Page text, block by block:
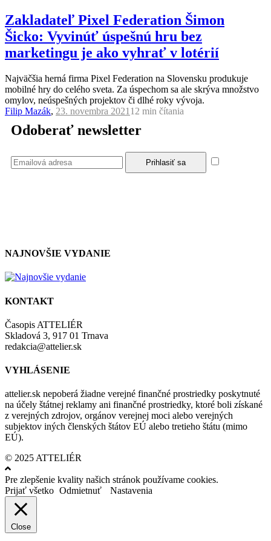
Zakladateľ Pixel Federation Šimon
Šicko: Vyvinúť úspešnú hru bez
marketingu je ako vyhrať v lotérií
Najväčšia herná firma Pixel Federation na Slovensku produkuje
mobilné hry do celého sveta. Za úspechom sa ale skrýva množstvo
omylov, neúspešných projektov či dlhé roky vývoja.
Filip Mazák, 23. novembra 2021 12 min čítania
Odoberať newsletter
NAJNOVŠIE VYDANIE
KONTAKT
Časopis ATTELIÉR
Skladová 3, 917 01 Trnava
redakcia@attelier.sk
VYHLÁSENIE
attelier.sk nepoberá žiadne verejné finančné prostriedky poskytnuté
na účely štátnej reklamy ani finančné prostriedky, ktoré boli získané
z verejných zdrojov, orgánov verejnej moci alebo verejných
subjektov iných členských štátov EÚ alebo tretieho štátu (mimo
EÚ).
© 2025 ATTELIÉR
Pre zlepšenie kvality našich stránok používame cookies.
Prijať všetko Odmietnuť Nastavenia
Close